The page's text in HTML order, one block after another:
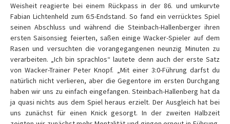
Weisheit reagierte bei einem Rückpass in der 86. und umkurvte
Fabian Lichtenheld zum 6:5-Endstand. So fand ein verrücktes Spiel
seinen Abschluss und während die Steinbach-Hallenberger ihren
ersten Saisonsieg feierten, saßen einige Wacker-Spieler auf dem
Rasen und versuchten die vorangegangenen neunzig Minuten zu
verarbeiten. „Ich bin sprachlos“ lautete denn auch der erste Satz
von Wacker-Trainer Peter Knopf. „Mit einer 3:0-Führung darfst du
natürlich nicht verlieren, aber die Gegentore im ersten Durchgang
haben wir uns zu einfach eingefangen. Steinbach-Hallenberg hat da
ja quasi nichts aus dem Spiel heraus erzielt. Der Ausgleich hat bei
uns zunächst für einen Knick gesorgt. In der zweiten Halbzeit